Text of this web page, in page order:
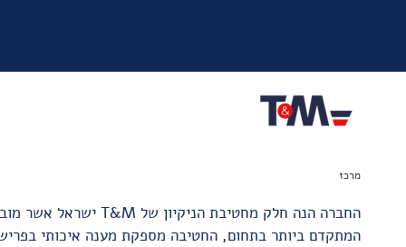
מרכז
המתקדם ביותר בתחום, החטיבה מספקת מענה איכותי